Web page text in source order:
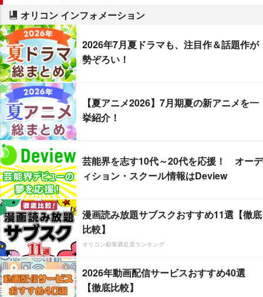
オリコン インフォメーション
2026年7月夏ドラマも、注目作＆話題作が
勢ぞろい！
【夏アニメ2026】7月期夏の新アニメを一
挙紹介！
芸能界を志す10代～20代を応援！ オーデ
ィション・スクール情報はDeview
漫画読み放題サブスクおすすめ11選【徹底
比較】
オリコン顧客満足度ランキング
2026年動画配信サービスおすすめ40選
【徹底比較】